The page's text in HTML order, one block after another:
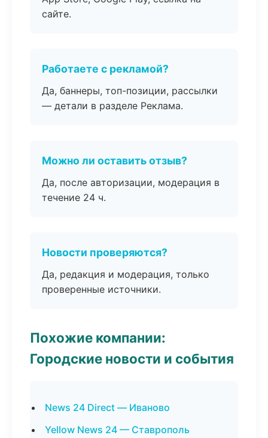
сайте.
Работаете с рекламой?
Да, баннеры, топ-позиции, рассылки
— детали в разделе Реклама.
Можно ли оставить отзыв?
Да, после авторизации, модерация в
течение 24 ч.
Новости проверяются?
Да, редакция и модерация, только
проверенные источники.
Похожие компании:
Городские новости и события
News 24 Direct — Иваново
Yellow News 24 — Ставрополь